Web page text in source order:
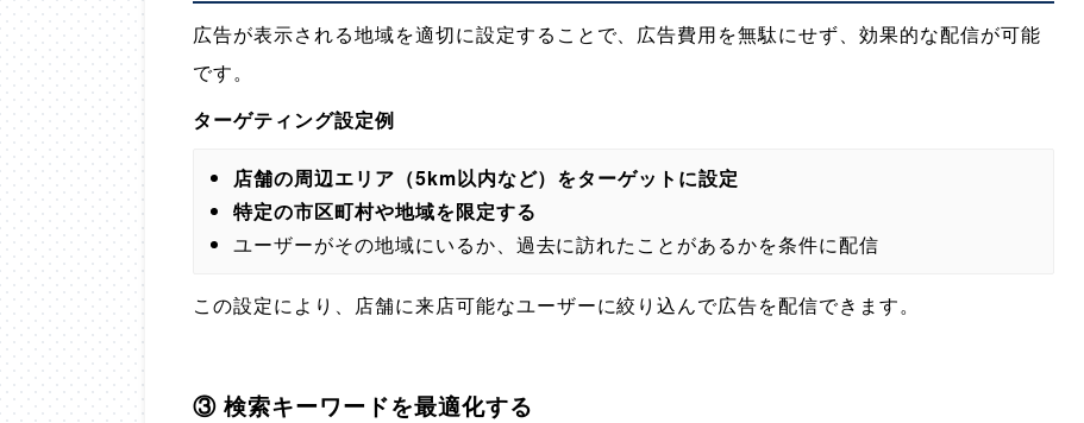
広告が表示される地域を適切に設定することで、広告費用を無駄にせず、効果的な配信が可能
です。
ターゲティング設定例
店舗の周辺エリア（5km以内など）をターゲットに設定
特定の市区町村や地域を限定する
ユーザーがその地域にいるか、過去に訪れたことがあるかを条件に配信
この設定により、店舗に来店可能なユーザーに絞り込んで広告を配信できます。
③ 検索キーワードを最適化する